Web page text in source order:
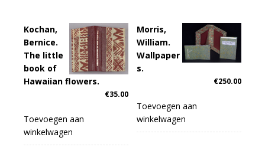
Kochan,
Bernice.
The little
book of
Hawaiian flowers.
€35.00
Toevoegen aan
winkelwagen
Morris,
William.
Wallpaper
s.
€250.00
Toevoegen aan
winkelwagen